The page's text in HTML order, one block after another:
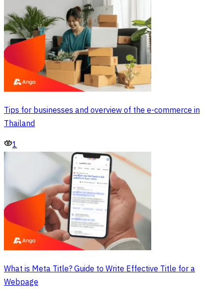
Tips for businesses and overview of the e-commerce in
Thailand
1
What is Meta Title? Guide to Write Effective Title for a
Webpage